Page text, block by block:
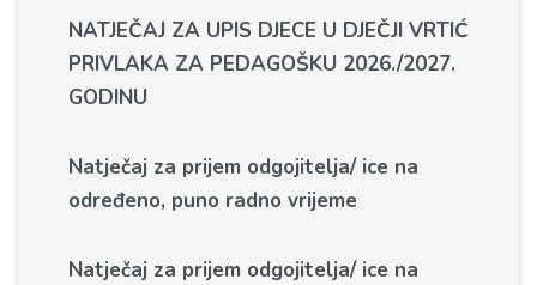
NATJEČAJ ZA UPIS DJECE U DJEČJI VRTIĆ
PRIVLAKA ZA PEDAGOŠKU 2026./2027.
GODINU
Natječaj za prijem odgojitelja/ ice na
određeno, puno radno vrijeme
Natječaj za prijem odgojitelja/ ice na